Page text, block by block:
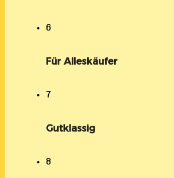
6
Für Alleskäufer
7
Gutklassig
8